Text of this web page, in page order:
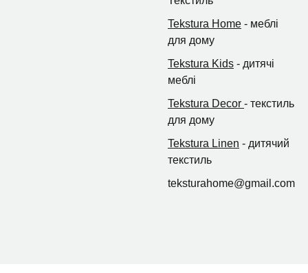
Tekstura Home - меблі
для дому
Tekstura Kids - дитячі
меблі
Tekstura Decor - текстиль
для дому
Tekstura Linen - дитячий
текстиль
teksturahome@gmail.com